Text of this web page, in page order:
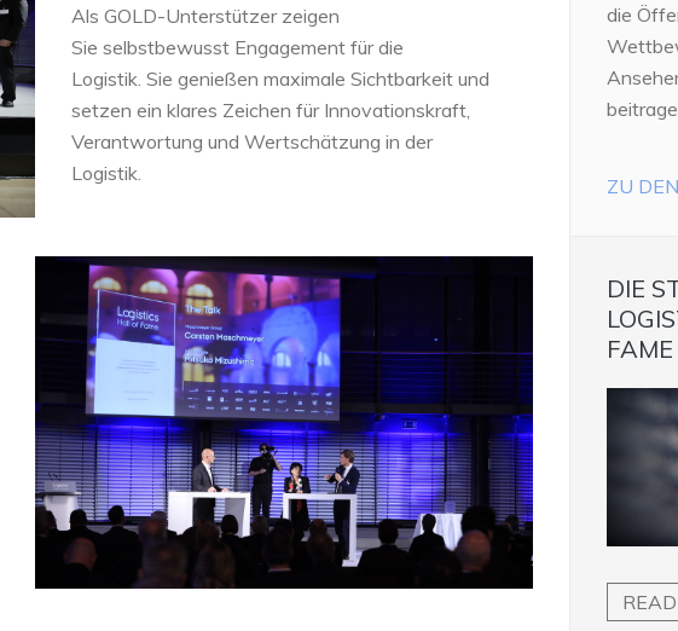
Als GOLD-Unterstützer zeigen
Sie selbstbewusst Engagement für die
Logistik. Sie genießen maximale Sichtbarkeit und
setzen ein klares Zeichen für Innovationskraft,
Verantwortung und Wertschätzung in der
Logistik.
die
ZU
DIE
FAME